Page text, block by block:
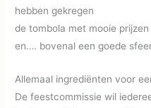
hebben gekregen
de tombola met mooie prijzen
en…. bovenal een goede
Allemaal ingrediënten voor
De feestcommissie wil